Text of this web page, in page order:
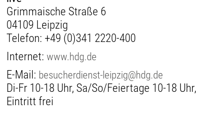
Grimmaische Straße 6
04109 Leipzig
Telefon: +49 (0)341 2220-400
Internet:www.hdg.de
E-Mail: besucherdienst-leipzig@hdg.de
Di-Fr 10-18 Uhr, Sa/So/Feiertage 10-18 Uhr,
Eintritt frei